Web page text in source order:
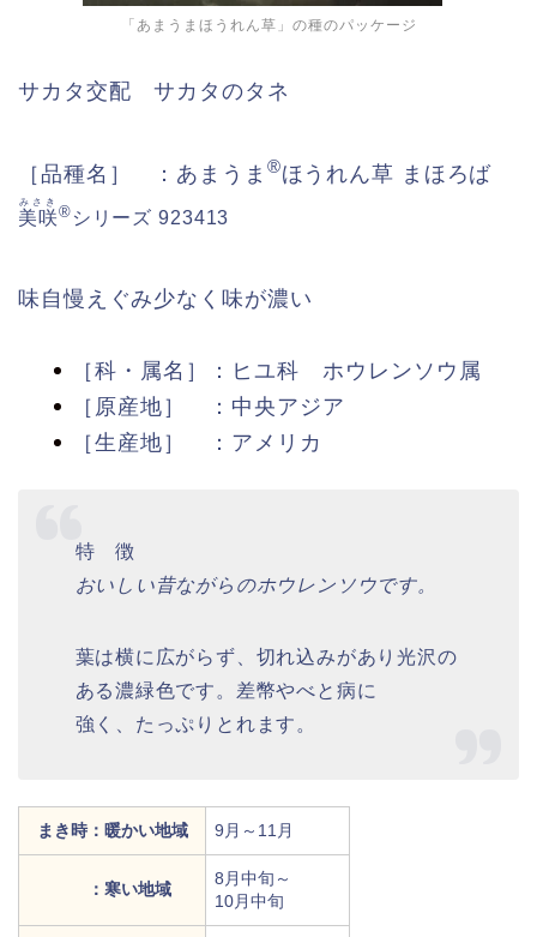
「あまうまほうれん草」の種のパッケージ
サカタ交配 サカタのタネ
［品種名］ ：あまうま ®ほうれん草 まほろば
美咲
みさき
® シリーズ 923413
味自慢えぐみ少なく味が濃い
［科・属名］：ヒユ科 ホウレンソウ属
［原産地］ ：中央アジア
［生産地］ ：アメリカ
特 徴
おいしい昔ながらのホウレンソウです。
葉は横に広がらず、切れ込みがあり光沢の
ある濃緑色です。差幣やべと病に
強く、たっぷりとれます。
まき時：暖かい地域 9月～11月
：寒い地域
8月中旬～
10月中旬